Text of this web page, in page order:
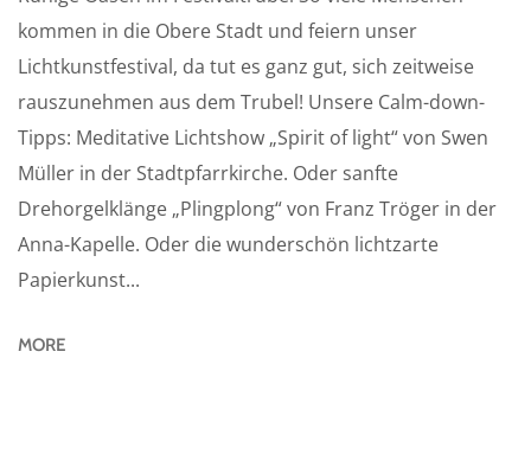
kommen in die Obere Stadt und feiern unser
Lichtkunstfestival, da tut es ganz gut, sich zeitweise
rauszunehmen aus dem Trubel! Unsere Calm-down-
Tipps: Meditative Lichtshow „Spirit of light“ von Swen
Müller in der Stadtpfarrkirche. Oder sanfte
Drehorgelklänge „Plingplong“ von Franz Tröger in der
Anna-Kapelle. Oder die wunderschön lichtzarte
Papierkunst...
MORE